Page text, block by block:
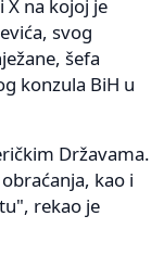
na kojoj je
svog
šefa
konzula BiH u
Državama.
kao i
rekao je